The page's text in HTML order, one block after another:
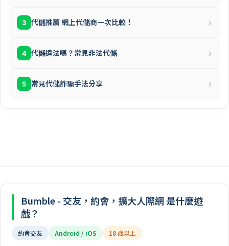
3 代儲推薦 網上代儲商一次比較！ ›
4 代儲違法嗎？常見非法代儲 ›
5 常見代儲詐騙手法分享 ›
Bumble - 交友，約會，擴大人際網 是什麼遊
戲？
約會交友 Android / iOS 18 歲以上